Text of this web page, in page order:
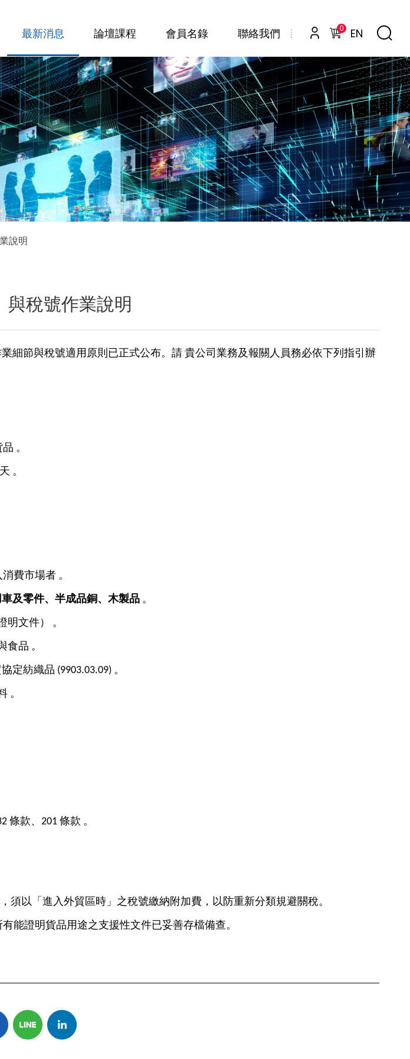
最新消息 論壇課程 會員名錄 聯絡我們 0 EN
說明
稅號作業說明
細節與稅號適用原則已正式公布。請 貴公司業務及報關人員務必依下列指引辦
。
。
費市場者 。
及零件、半成品銅、木製品 。
文件） 。
品 。
定紡織品 (9903.03.09) 。
。
條款、201 條款 。
須以「進入外貿區時」之稅號繳納附加費，以防重新分類規避關稅。
能證明貨品用途之支援性文件已妥善存檔備查。